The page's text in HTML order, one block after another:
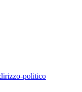
politico